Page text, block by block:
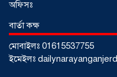
অফিসঃ
বার্তা কক্ষ
মোবাইলঃ 01615537755
ইমেইলঃ